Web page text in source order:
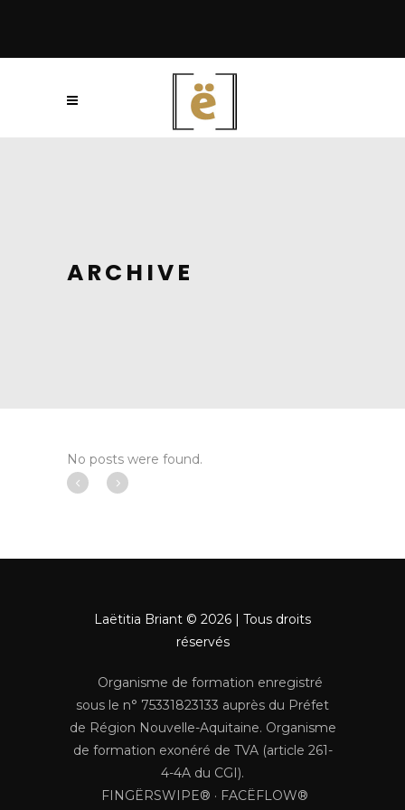
ARCHIVE
No posts were found.
Laëtitia Briant © 2026 | Tous droits
réservés
Organisme de formation enregistré
sous le n° 75331823133 auprès du Préfet
de Région Nouvelle-Aquitaine. Organisme
de formation exonéré de TVA (article 261-
4-4A du CGI).
FINGËRSWIPE® · FACËFLOW®